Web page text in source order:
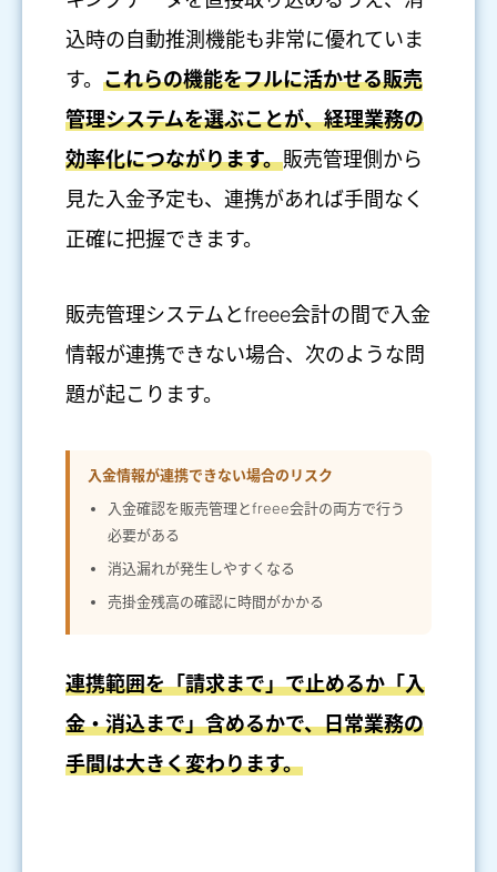
込時の自動推測機能も非常に優れていま
す。 これらの機能をフルに活かせる販売
管理システムを選ぶことが、経理業務の
効率化につながります。販売管理側から
見た入金予定も、連携があれば手間なく
正確に把握できます。
販売管理システムとfreee会計の間で入金
情報が連携できない場合、次のような問
題が起こります。
入金情報が連携できない場合のリスク
入金確認を販売管理とfreee会計の両方で行う
必要がある
消込漏れが発生しやすくなる
売掛金残高の確認に時間がかかる
連携範囲を「請求まで」で止めるか「入
金・消込まで」含めるかで、日常業務の
手間は大きく変わります。